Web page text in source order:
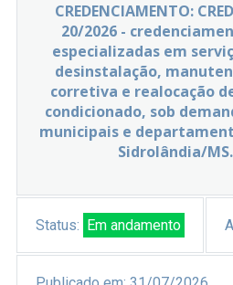
CREDENCIAMENTO:
20/2026 -
especializadas em
desinstalação,
corretiva e realocação
condicionado, sob
municipais e
Sidrolândia/
Status: Em andamento